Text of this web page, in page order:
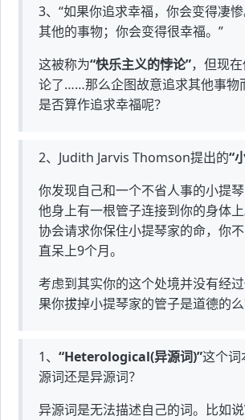
3、“如果你追求幸福，你会变得凄
其他的事物；你会变得很幸福。”
这被称为“快乐主义的悖论”，但现
论了……那么企图故意追求其他事物
是否算作追求幸福呢？
2、Judith Jarvis Thomson提出的“
你发现自己和一个不省人事的小提琴
他身上有一根管子连接到你的身体
协会请求你保住小提琴家的命，你
直呆上9个月。
考虑到其实你的这个处境并没有经
果你拔掉小提琴家的管子是道德的么
1、 “Heterological(异源词)”这个词
源词还是异源词？
异源词是无法描述自己的词。比如说